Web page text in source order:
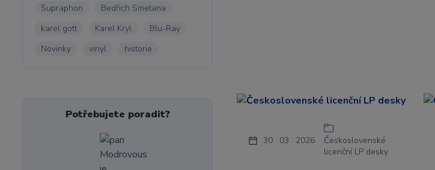
Supraphon
Bedřich Smetana
karel gott
Karel Kryl
Blu-Ray
Novinky
vinyl historie
Potřebujete poradit?
30 03 2026
Československé
licenční LP desky